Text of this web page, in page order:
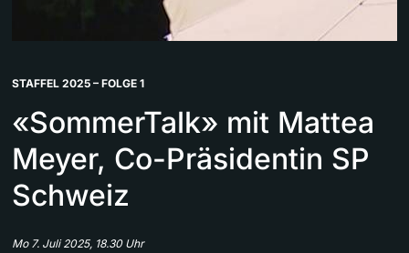
STAFFEL 2025 – FOLGE 1
«SommerTalk» mit Mattea
Meyer, Co-Präsidentin SP
Schweiz
Mo 7. Juli 2025, 18.30 Uhr